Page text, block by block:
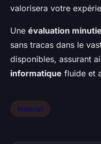
valorisera votre
Une évaluation
sans tracas dans le
disponibles, assurant
informatique fluide et
Matériel